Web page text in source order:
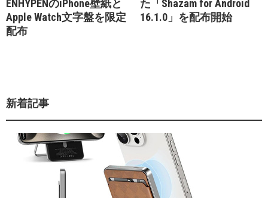
ENHYPENのiPhone壁紙と
Apple Watch文字盤を限定
配布
た「Shazam for Android
16.1.0」を配布開始
新着記事